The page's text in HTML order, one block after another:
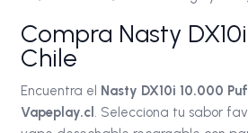
Compra Nasty
Chile
Encuentra el Nasty DX10i 10.000
Vapeplay.cl . Selecciona tu sabor